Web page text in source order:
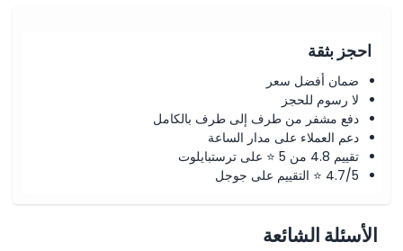
احجز بثقة
ضمان أفضل سعر
لا رسوم للحجز
دفع مشفر من طرف إلى طرف بالكامل
دعم العملاء على مدار الساعة
تقييم 4.8 من 5 ⭐ على ترستبايلوت
4.7/5 ⭐ التقييم على جوجل
الأسئلة الشائعة